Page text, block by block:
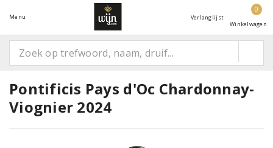
Menu Verlanglijst
0
Winkelwagen
Pontificis Pays d'Oc Chardonnay-
Viognier 2024